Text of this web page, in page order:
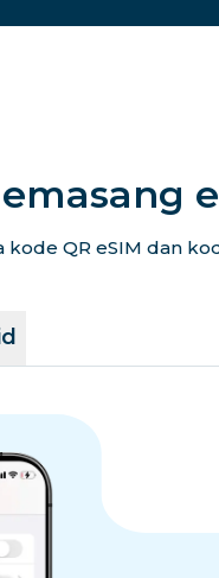
QR eSIM dan